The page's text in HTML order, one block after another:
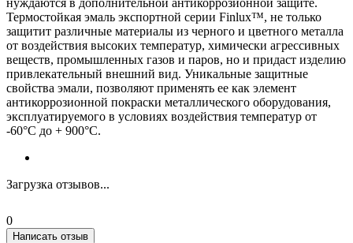
Термостойкая эмаль экспортной серии Finlux™, не только
защитит различные материалы из черного и цветного металла
от воздействия высоких температур, химически агрессивных
веществ, промышленных газов и паров, но и придаст изделию
привлекательный внешний вид. Уникальные защитные
свойства эмали, позволяют применять ее как элемент
антикоррозионной покраски металлического оборудования,
эксплуатируемого в условиях воздействия температур от
-60°С до + 900°С.
Загрузка отзывов...
0
Написать отзыв